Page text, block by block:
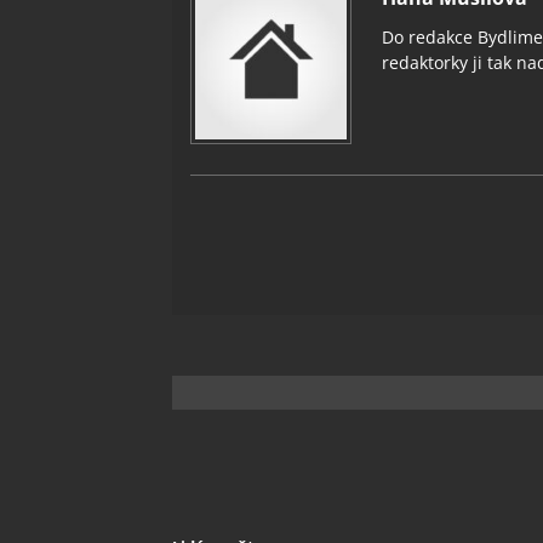
Do redakce
redaktorky ji tak